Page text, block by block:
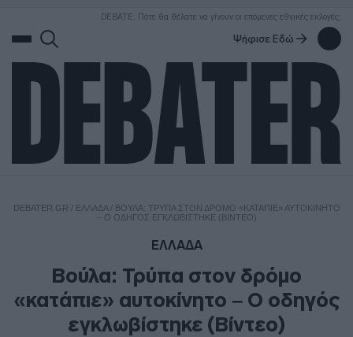
DEBATE: Πότε θα θέλατε να γίνουν οι επόμενες εθνικές εκλογές;
Ψήφισε Εδώ
DEBATER.GR / ΕΛΛΑΔΑ/ ΒΟΎΛΑ: ΤΡΎΠΑ ΣΤΟΝ ΔΡΌΜΟ «ΚΑΤΆΠΙΕ» ΑΥΤΟΚΊΝΗΤΟ
– O ΟΔΗΓΌΣ ΕΓΚΛΩΒΊΣΤΗΚΕ (ΒΊΝΤΕΟ)
ΕΛΛΑΔΑ
Βούλα: Τρύπα στον δρόμο
«κατάπιε» αυτοκίνητο – O οδηγός
εγκλωβίστηκε (Βίντεο)